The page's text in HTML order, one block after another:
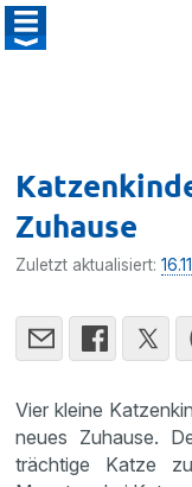
Zuhause
Zuletzt aktualisiert:
Vier kleine
neues Zuhause.
trächtige Katze